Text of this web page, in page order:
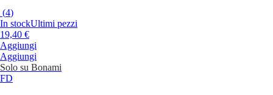
(4)
In stockUltimi pezzi
19,40 €
Aggiungi
Aggiungi
Solo su Bonami
FD